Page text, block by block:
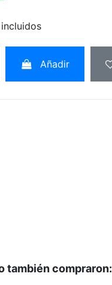
Añadir
también compraron: